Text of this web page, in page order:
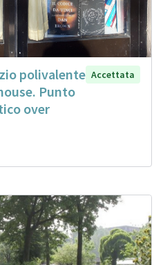
polivalente
Punto
over
Accettata